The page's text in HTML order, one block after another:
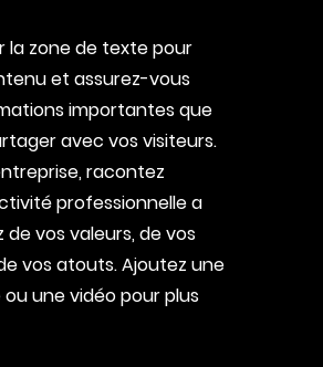
la zone de texte pour
et assurez-vous
importantes que
avec vos visiteurs.
racontez
professionnelle a
vos valeurs, de vos
vos atouts. Ajoutez une
une vidéo pour plus